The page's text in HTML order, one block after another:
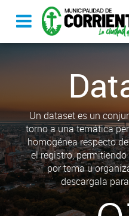
Un dataset es un
torno a una temática
homogénea respecto
el registro,
por tema u
descargala